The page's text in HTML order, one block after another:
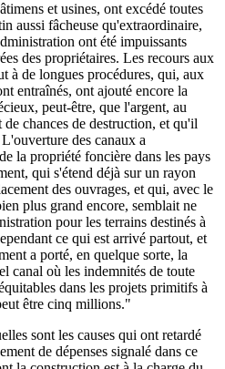
et usines, ont excédé toutes
aussi fâcheuse qu'extraordinaire,
ont été impuissants
des propriétaires. Les recours aux
à de longues procédures, qui, aux
entraînés, ont ajouté encore la
peut-être, que l'argent, au
chances de destruction, et qu'il
des canaux a
la propriété foncière dans les pays
qui s'étend déjà sur un rayon
des ouvrages, et qui, avec le
plus grand encore, semblait ne
pour les terrains destinés à
ce qui est arrivé partout, et
a porté, en quelque sorte, la
canal où les indemnités de toute
dans les projets primitifs à
être cinq millions."
sont les causes qui ont retardé
de dépenses signalé dans ce